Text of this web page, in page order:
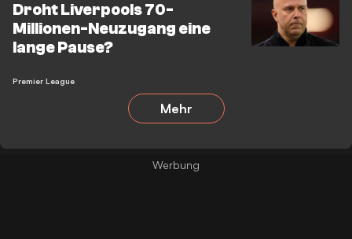
Droht Liverpools 70-
Millionen-Neuzugang eine
lange Pause?
Premier League
Mehr